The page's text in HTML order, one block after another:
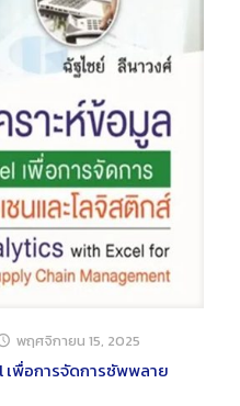
พฤศจิกายน 15, 2025
เพื่อการจัดการซัพพลาย